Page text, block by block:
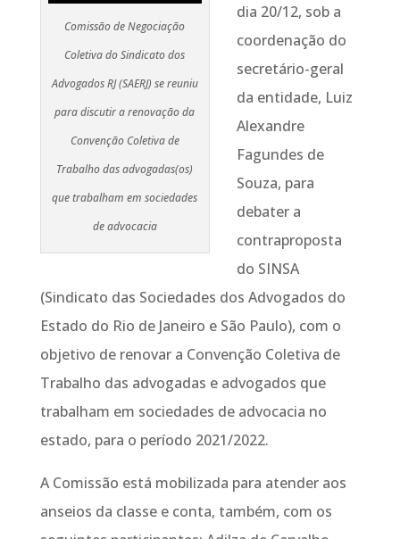
Comissão de Negociação
Coletiva do Sindicato dos
Advogados RJ (SAERJ) se reuniu
para discutir a renovação da
Convenção Coletiva de
Trabalho das advogadas(os)
que trabalham em sociedades
de advocacia
dia 20/12, sob a
coordenação do
secretário-geral
da entidade, Luiz
Alexandre
Fagundes de
Souza, para
debater a
contraproposta
do SINSA
(Sindicato das Sociedades dos Advogados do
Estado do Rio de Janeiro e São Paulo), com o
objetivo de renovar a Convenção Coletiva de
Trabalho das advogadas e advogados que
trabalham em sociedades de advocacia no
estado, para o período 2021/2022.
A Comissão está mobilizada para atender aos
anseios da classe e conta, também, com os